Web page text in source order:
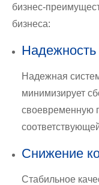
бизнес-
бизнеса:
Надежность
Надежная
минимизирует
своевременную
Снижение
Стабильное